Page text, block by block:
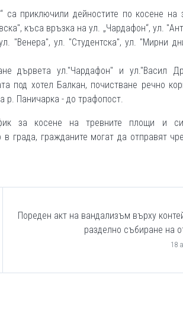
са приключили дейностите по косене
къса връзка на ул. „Чардафон“, ул.
"Венера", ул. "Студентска", ул. "Мирни
дървета ул."Чардафон" и ул."Васил
под хотел Балкан, почистване речно
р. Паничарка - до трафопост.
за косене на тревните площи и
града, гражданите могат да отправят
Пореден акт на вандализъм върху
разделно събиране на
18